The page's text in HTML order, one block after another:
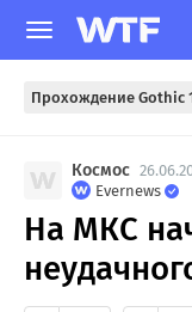
Прохождение Gothic
Космос
Evernews
На МКС